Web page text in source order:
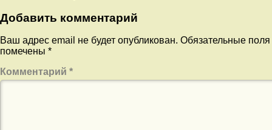
Добавить комментарий
Ваш адрес email не будет опубликован. Обязательные поля
помечены *
Комментарий *